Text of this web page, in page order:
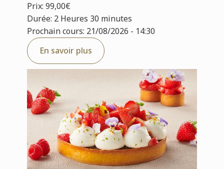
Prix: 99,00€
Durée: 2 Heures 30 minutes
Prochain cours: 21/08/2026 - 14:30
En savoir plus